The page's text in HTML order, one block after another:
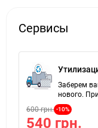
Сервисы
Заберем
нового.
600 грн. -10%
540 грн.